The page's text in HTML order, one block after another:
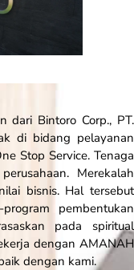
dari Bintoro Corp., PT.
di bidang pelayanan
Stop Service. Tenaga
Merekalah
bisnis. Hal tersebut
pembentukan
pada spiritual
dengan AMANAH
dengan kami.